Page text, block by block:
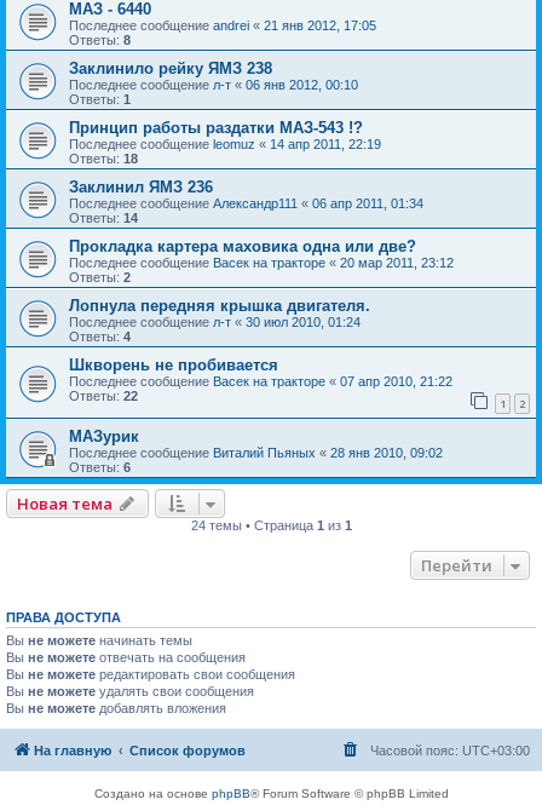
МАЗ - 6440
Последнее сообщение andrei « 21 янв 2012, 17:05
Ответы: 8
Заклинило рейку ЯМЗ 238
Последнее сообщение л-т « 06 янв 2012, 00:10
Ответы: 1
Принцип работы раздатки МАЗ-543 !?
Последнее сообщение leomuz « 14 апр 2011, 22:19
Ответы: 18
Заклинил ЯМЗ 236
Последнее сообщение Александр111 « 06 апр 2011, 01:34
Ответы: 14
Прокладка картера маховика одна или две?
Последнее сообщение Васек на тракторе « 20 мар 2011, 23:12
Ответы: 2
Лопнула передняя крышка двигателя.
Последнее сообщение л-т « 30 июл 2010, 01:24
Ответы: 4
Шкворень не пробивается
Последнее сообщение Васек на тракторе « 07 апр 2010, 21:22
Ответы: 22 1 2
МАЗурик
Последнее сообщение Виталий Пьяных « 28 янв 2010, 09:02
Ответы: 6
Новая тема
24 темы • Страница 1 из 1
Перейти
ПРАВА ДОСТУПА
Вы не можете начинать темы
Вы не можете отвечать на сообщения
Вы не можете редактировать свои сообщения
Вы не можете удалять свои сообщения
Вы не можете добавлять вложения
На главную Список форумов Часовой пояс: UTC+03:00
Создано на основе phpBB® Forum Software © phpBB Limited